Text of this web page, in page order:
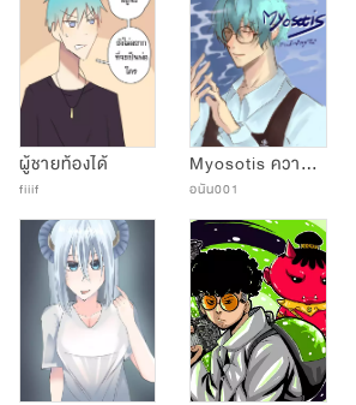
ผู้ชายท้องได้
fiiif
Myosotis ความรักที่ถูกลืม
อนัน001